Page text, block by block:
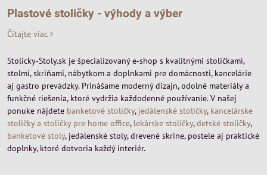
Plastové stoličky - výhody a výber
Čítajte viac
Stolicky‑Stoly.sk je špecializovaný e‑shop s kvalitnými stoličkami,
stolmi, skriňami, nábytkom a doplnkami pre domácnosti, kancelárie
aj gastro prevádzky. Prinášame moderný dizajn, odolné materiály a
funkčné riešenia, ktoré vydržia každodenné používanie. V našej
ponuke nájdete banketové stoličky, jedálenské stoličky, kancelárske
stoličky a stoličky pre home office, lekárske stoličky,detské stoličky,
banketové stoly, jedálenské stoly, drevené skrine, postele aj praktické
doplnky, ktoré dotvoria každý interiér.